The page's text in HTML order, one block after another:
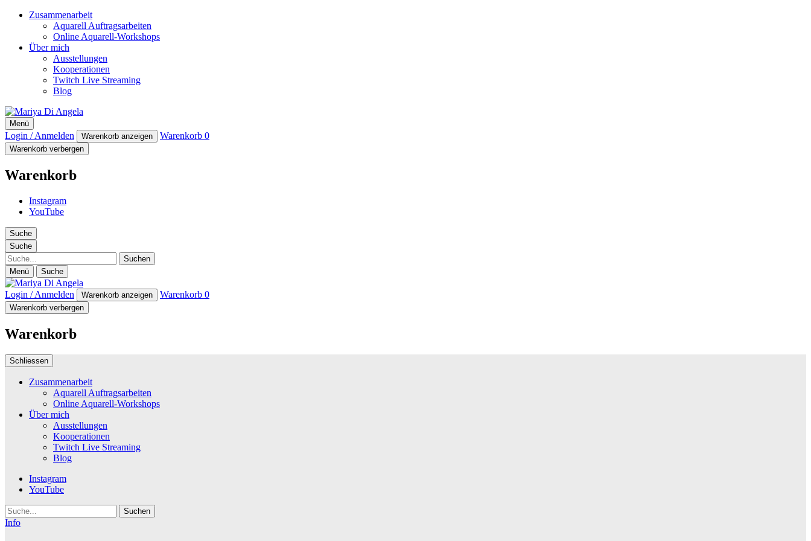
Zusammenarbeit
Aquarell Auftragsarbeiten
Online Aquarell-Workshops
Über mich
Ausstellungen
Kooperationen
Twitch Live Streaming
Blog
Mariya Di Angela
Artist
Menü
Login / Anmelden Warenkorb anzeigen Warenkorb 0
Warenkorb verbergen
Warenkorb
Instagram
YouTube
Suche
Suche
Suche
Menü Suche
Login / Anmelden Warenkorb anzeigen Warenkorb 0
Warenkorb verbergen
Warenkorb
Schliessen
Zusammenarbeit
Aquarell Auftragsarbeiten
Online Aquarell-Workshops
Über mich
Ausstellungen
Kooperationen
Twitch Live Streaming
Blog
Instagram
YouTube
Suche
Info